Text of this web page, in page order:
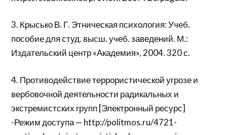
3. Крысько В. Г. Этническая психология: Учеб.
пособие для студ. высш. учеб. заведений. М.:
Издательский центр «Академия», 2004. 320 с.
4. Противодействие террористической угрозе и
вербовочной деятельности радикальных и
экстремистских групп [Электронный ресурс]
-Режим доступа — http://politmos.ru/4721-